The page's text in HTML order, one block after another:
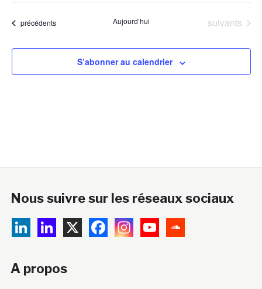
Évènements
précédents Aujourd’hui Évènements
suivants
S’abonner au calendrier
Nous suivre sur les réseaux sociaux
A propos